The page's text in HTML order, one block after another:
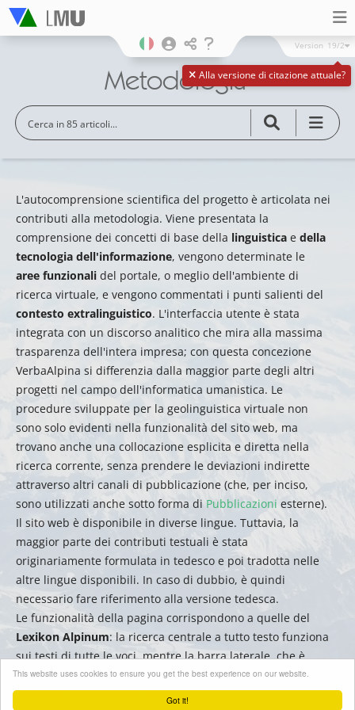
Got it!
This website uses cookies to ensure you get the best experience on our website.
Alla versione di citazione attuale?
Version 19/2
Metodologia
L'autocomprensione scientifica del progetto è articolata nei
contributi alla metodologia. Viene presentata la
comprensione dei concetti di base della linguistica e della
tecnologia dell'informazione, vengono determinate le
aree funzionali del portale, o meglio dell'ambiente di
ricerca virtuale, e vengono commentati i punti salienti del
contesto extralinguistico. L'interfaccia utente è stata
integrata con un discorso analitico che mira alla massima
trasparenza dell'intera impresa; con questa concezione
VerbaAlpina si differenzia dalla maggior parte degli altri
progetti nel campo dell'informatica umanistica. Le
procedure sviluppate per la geolinguistica virtuale non
sono solo evidenti nella funzionalità del sito web, ma
trovano anche una collocazione esplicita e diretta nella
ricerca corrente, senza prendere le deviazioni indirette
attraverso altri canali di pubblicazione (che, per inciso,
sono utilizzati anche sotto forma di Pubblicazioni esterne).
Il sito web è disponibile in diverse lingue. Tuttavia, la
maggior parte dei contributi testuali è stata
originariamente formulata in tedesco e poi tradotta nelle
altre lingue disponibili. In caso di dubbio, è quindi
necessario fare riferimento alla versione tedesca.
Le funzionalità della pagina corrispondono a quelle del
Lexikon Alpinum: la ricerca centrale a tutto testo funziona
sui testi di tutte le voci, mentre la barra laterale, che è
ordinata alfabeticamente, può essere utilizzata per filtrare
o cercare rapidamente i titoli.